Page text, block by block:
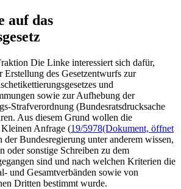
auf das
Die Linke interessiert sich dafür,
des Gesetzentwurfs zur
und
sowie zur Aufhebung der
Strafverordnung (Bundesratsdrucksache
Aus diesem Grund wollen die
Anfrage (19/5978(Dokument, öffnet
der Bundesregierung unter anderem wissen,
oder sonstige Schreiben zu dem
sind und nach welchen Kriterien die
und Gesamtverbänden sowie von
Dritten bestimmt wurde.